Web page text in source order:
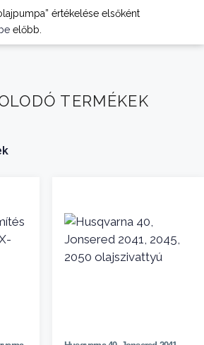
értékelése elsőként
előbb.
TERMÉKEK